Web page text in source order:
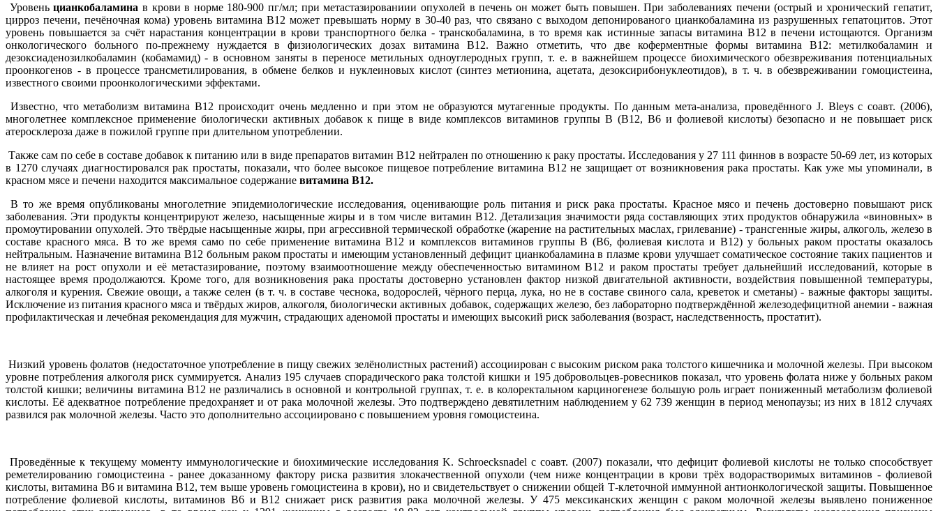
Уровеньцианкобаламина в крови в норме 180-900 пг/мл; при метастазированиии опухолей в печень он может быть повышен. При заболеваниях печени (острый и хронический гепатит,
цирроз печени, печёночная кома) уровень витамина В12 может превышать норму в 30-40 раз, что связано с выходом депонированого цианкобаламина из разрушенных гепатоцитов. Этот
уровень повышается за счёт нарастания концентрации в крови транспортного белка - транскобаламина, в то время как истинные запасы витамина В12 в печени истощаются. Организм
онкологического больного по-прежнему нуждается в физиологических дозах витамина В12. Важно отметить, что две коферментные формы витамина В12: метилкобаламин и
дезоксиаденозилкобаламин (кобамамид) - в основном заняты в переносе метильных одноуглеродных групп, т. е. в важнейшем процессе биохимического обезвреживания потенциальных
проонкогенов - в процессе трансметилирования, в обмене белков и нуклеиновых кислот (синтез метионина, ацетата, дезоксирибонуклеотидов), в т. ч. в обезвреживании гомоцистеина,
известного своими проонкологическими эффектами.
Известно, что метаболизм витамина В12 происходит очень медленно и при этом не образуются мутагенные продукты. По данным мета-анализа, проведённого J. Bleys с соавт. (2006),
многолетнее комплексное применение биологически активных добавок к пище в виде комплексов витаминов группы В (В12, В6 и фолиевой кислоты) безопасно и не повышает риск
атеросклероза даже в пожилой группе при длительном употреблении.
Также сам по себе в составе добавок к питанию или в виде препаратов витамин В12 нейтрален по отношению к раку простаты. Исследования у 27 111 финнов в возрасте 50-69 лет, из которых
в 1270 случаях диагностировался рак простаты, показали, что более высокое пищевое потребление витамина В12 не защищает от возникновения рака простаты. Как уже мы упоминали, в
красном мясе и печени находится максимальное содержание витамина В12.
В то же время опубликованы многолетние эпидемиологические исследования, оценивающие роль питания и риск рака простаты. Красное мясо и печень достоверно повышают риск
заболевания. Эти продукты концентрируют железо, насыщенные жиры и в том числе витамин В12. Детализация значимости ряда составляющих этих продуктов обнаружила «виновных» в
промоутировании опухолей. Это твёрдые насыщенные жиры, при агрессивной термической обработке (жарение на растительных маслах, грилевание) - трансгенные жиры, алкоголь, железо в
составе красного мяса. В то же время само по себе применение витамина В12 и комплексов витаминов группы В (В6, фолиевая кислота и В12) у больных раком простаты оказалось
нейтральным. Назначение витамина В12 больным раком простаты и имеющим установленный дефицит цианкобаламина в плазме крови улучшает соматическое состояние таких пациентов и
не влияет на рост опухоли и её метастазирование, поэтому взаимоотношение между обеспеченностью витамином В12 и раком простаты требует дальнейший исследований, которые в
настоящее время продолжаются. Кроме того, для возникновения рака простаты достоверно установлен фактор низкой двигательной активности, воздействия повышенной температуры,
алкоголя и курения. Свежие овощи, а также селен (в т. ч. в составе чеснока, водорослей, чёрного перца, лука, но не в составе свиного сала, креветок и сметаны) - важные факторы защиты.
Исключение из питания красного мяса и твёрдых жиров, алкоголя, биологически активных добавок, содержащих железо, без лабораторно подтверждённой железодефицитной анемии - важная
профилактическая и лечебная рекомендация для мужчин, страдающих аденомой простаты и имеющих высокий риск заболевания (возраст, наследственность, простатит).
Низкий уровень фолатов (недостаточное употребление в пищу свежих зелёнолистных растений) ассоциирован с высоким риском рака толстого кишечника и молочной железы. При высоком
уровне потребления алкоголя риск суммируется. Анализ 195 случаев спорадического рака толстой кишки и 195 добровольцев-ровесников показал, что уровень фолата ниже у больных раком
толстой кишки; величины витамина В12 не различались в основной и контрольной группах, т. е. в колоректальном карциногенезе большую роль играет пониженный метаболизм фолиевой
кислоты. Её адекватное потребление предохраняет и от рака молочной железы. Это подтверждено девятилетним наблюдением у 62 739 женщин в период менопаузы; из них в 1812 случаях
развился рак молочной железы. Часто это дополнительно ассоциировано с повышением уровня гомоцистеина.
Проведённые к текущему моменту иммунологические и биохимические исследования K. Schroecksnadel с соавт. (2007) показали, что дефицит фолиевой кислоты не только способствует
реметелированию гомоцистеина - ранее доказанному фактору риска развития злокачественной опухоли (чем ниже концентрации в крови трёх водорастворимых витаминов - фолиевой
кислоты, витамина В6 и витамина В12, тем выше уровень гомоцистеина в крови), но и свидетельствует о снижении общей Т-клеточной иммунной антионкологической защиты. Повышенное
потребление фолиевой кислоты, витаминов В6 и В12 снижает риск развития рака молочной железы. У 475 мексиканских женщин с раком молочной железы выявлено пониженное